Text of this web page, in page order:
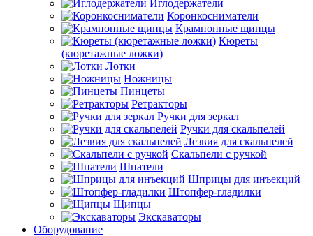
Иглодержатели
Коронкосниматели
Крампонные щипцы
Кюреты
(кюретажные ложки)
Лотки
Ножницы
Пинцеты
Ретракторы
Ручки для зеркал
Ручки для скальпелей
Лезвия для скальпелей
Скальпели с ручкой
Шпатели
Шприцы для инъекций
Штопфер-гладилки
Щипцы
Экскаваторы
Оборудование